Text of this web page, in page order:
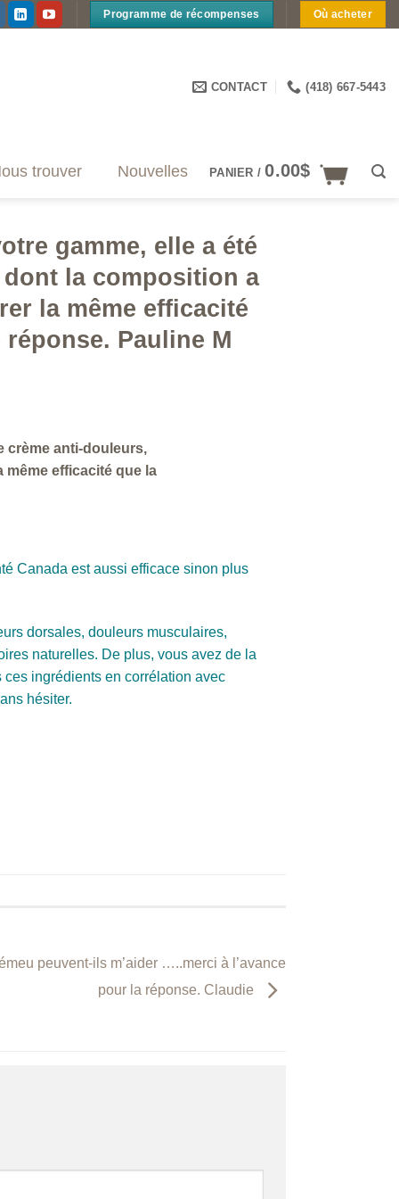
Programme de récompenses Où acheter
CONTACT (418) 667-5443
trouver Nouvelles PANIER /0.00$
gamme, elle a été
la composition a
la même efficacité
Pauline M
crème anti-douleurs,
efficacité que la
Canada est aussi efficace sinon plus
dorsales, douleurs musculaires,
naturelles. De plus, vous avez de la
ingrédients en corrélation avec
hésiter.
peuvent-ils m’aider …..merci à l’avance
pour la réponse. Claudie